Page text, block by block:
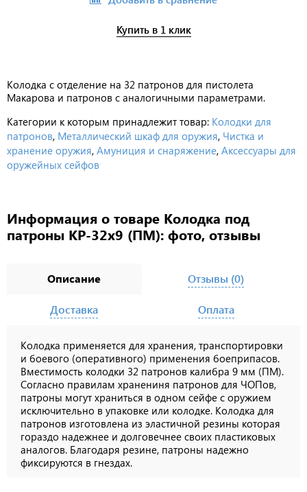
Купить в 1 клик
Колодка с отделение на 32 патронов для пистолета
Макарова и патронов с аналогичными параметрами.
Категории к которым принадлежит товар: Колодки для
патронов, Металлический шкаф для оружия, Чистка и
хранение оружия, Амуниция и снаряжение, Аксессуары для
оружейных сейфов
Информация о товаре Колодка под
патроны КР-32х9 (ПМ): фото, отзывы
Описание
Колодка применяется для хранения, транспортировки
и боевого (оперативного) применения боеприпасов.
Вместимость колодки 32 патронов калибра 9 мм (ПМ).
Согласно правилам хранениня патронов для ЧОПов,
патроны могут храниться в одном сейфе с оружием
исключительно в упаковке или колодке. Колодка для
патронов изготовлена из эластичной резины которая
гораздо надежнее и долговечнее своих пластиковых
аналогов. Благодаря резине, патроны надежно
фиксируются в гнездах.
Отзывы (0)
Доставка Оплата